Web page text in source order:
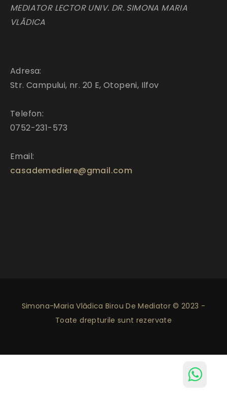
MEDIATOR LECTOR UNIV. DR. SIMONA MARIA
VLĂDICA
Adresa:
Str. Campului, nr. 20 E, Otopeni, Ilfov
Telefon:
0752-231-573
Email:
casademediere@gmail.com
Simona-Maria Vlădica Birou De Mediator © 2023 -
Toate drepturile sunt rezervate